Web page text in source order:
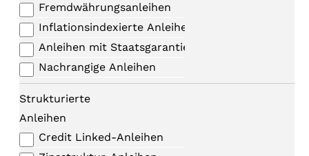
Fremdwährungsanleihen
Inflationsindexierte Anleihen
Anleihen mit Staatsgarantie
Nachrangige Anleihen
Strukturierte
Anleihen
Credit Linked-Anleihen